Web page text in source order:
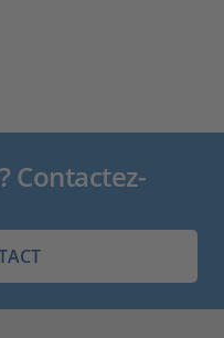
Contactez-